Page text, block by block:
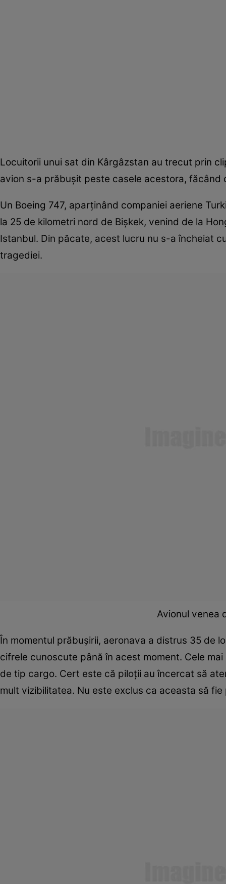
Locuitorii unui sat din Kârgâzstan au trecut prin
avion s-a prăbușit peste casele acestora,
Un Boeing 747, aparținând companiei aeriene
la 25 de kilometri nord de Bișkek, venind de la
Istanbul. Din păcate, acest lucru nu s-a încheiat
tragediei.
Avionul venea
În momentul prăbușirii, aeronava a distrus 35 de
cifrele cunoscute până în acest moment. Cele
de tip cargo. Cert este că piloții au încercat să
mult vizibilitatea. Nu este exclus ca aceasta să